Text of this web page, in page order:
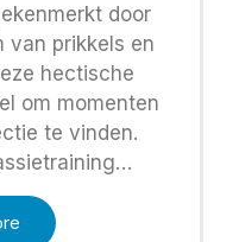
door
van prikkels en
hectische
om momenten
te vinden.